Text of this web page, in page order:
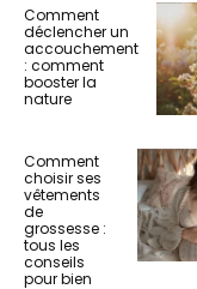
Comment
déclencher un
accouchement
: comment
booster la
nature
Comment
choisir ses
vêtements
de
grossesse :
tous les
conseils
pour bien